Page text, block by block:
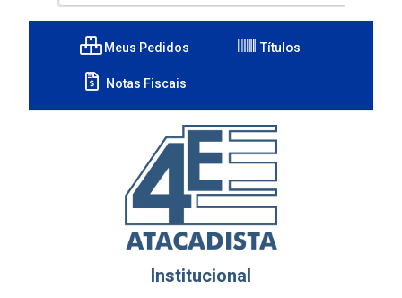
Meus Pedidos Títulos
Notas Fiscais
Institucional